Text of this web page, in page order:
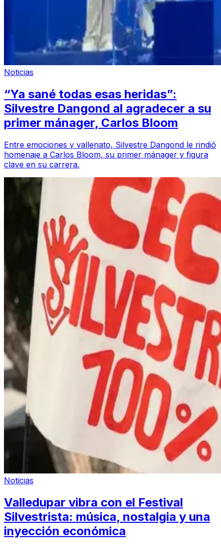
Noticias
“Ya sané todas esas heridas”:
Silvestre Dangond al agradecer a su
primer mánager, Carlos Bloom
Entre emociones y vallenato, Silvestre Dangond le rindió
homenaje a Carlos Bloom, su primer mánager y figura
clave en su carrera.
Noticias
Valledupar vibra con el Festival
Silvestrista: música, nostalgia y una
inyección económica